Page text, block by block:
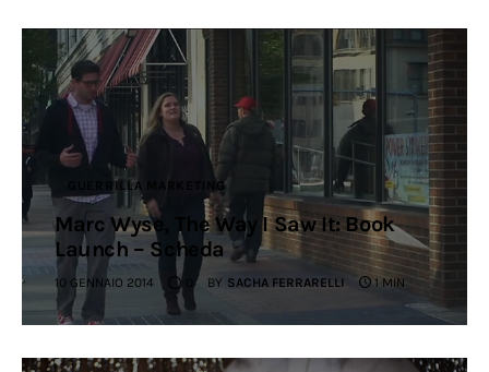
GUERRILLA MARKETING
Marc Wyse, The Way I Saw It: Book
Launch – Scheda
10 GENNAIO 2014 BY SACHA FERRARELLI 1 MIN